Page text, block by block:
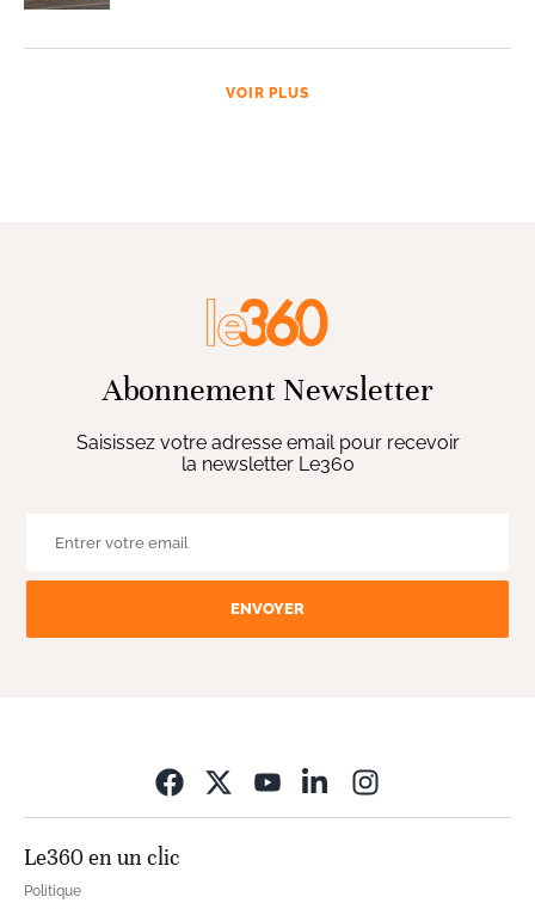
VOIR PLUS
Abonnement Newsletter
Saisissez votre adresse email pour recevoir
la newsletter Le360
ENVOYER
Le360 en un clic
Politique